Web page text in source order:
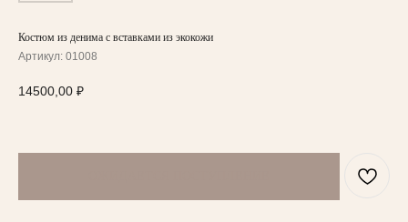
Костюм из денима с вставками из экокожи
Артикул: 01008
14500,00 ₽